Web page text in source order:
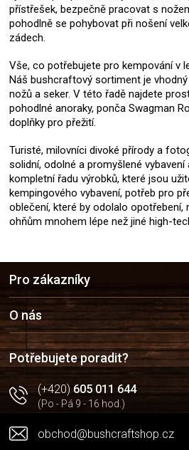
přístřešek, bezpečně pracovat s
pohodlně se pohybovat při nošení
zádech.
Vše, co potřebujete pro kempování v
Náš bushcraftový sortiment je
nožů a seker. V této řadě najdete
pohodlné anoraky, ponča Swagman
doplňky pro přežití.
Turisté, milovníci divoké přírody a
solidní, odolné a promyšlené vybavení
kompletní řadu výrobků, které jsou
kempingového vybavení, potřeb pro
oblečení, které by odolalo opotřebení,
ohňům mnohem lépe než jiné high-
a
t
í
Pro zákazníky
O nás
Potřebujete poradit?
(+420)605 011 644
(Po - Pá 9 - 16 hod.)
obchod@bushcraftshop.cz